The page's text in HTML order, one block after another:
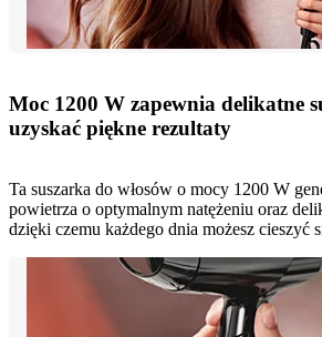
Moc 1200 W zapewnia delikatne
uzyskać piękne rezultaty
Ta suszarka do włosów o mocy 1200 W
powietrza o optymalnym natężeniu oraz
dzięki czemu każdego dnia możesz cieszyć